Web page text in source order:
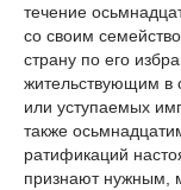
течение
со своим
страну по его
жительствующим в
или уступаемых
также
ратификаций
признают нужным,